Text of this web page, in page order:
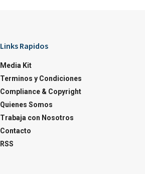
Links Rapidos
Media Kit
Terminos y Condiciones
Compliance & Copyright
Quienes Somos
Trabaja con Nosotros
Contacto
RSS